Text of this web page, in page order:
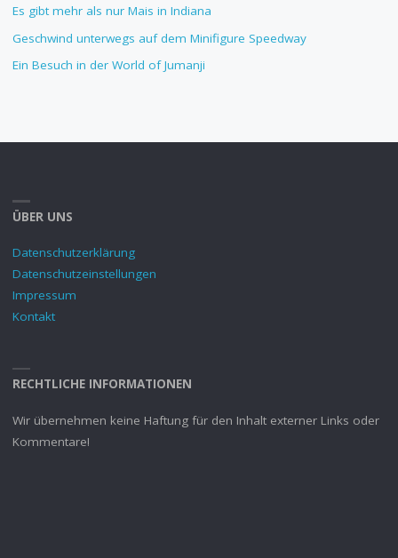
Es gibt mehr als nur Mais in Indiana
Geschwind unterwegs auf dem Minifigure Speedway
Ein Besuch in der World of Jumanji
ÜBER UNS
Datenschutzerklärung
Datenschutzeinstellungen
Impressum
Kontakt
RECHTLICHE INFORMATIONEN
Wir übernehmen keine Haftung für den Inhalt externer Links oder
Kommentare!